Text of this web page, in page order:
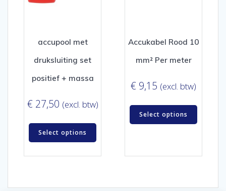
accupool met
druksluiting set
positief + massa
€ 27,50 (excl. btw)
Select options
Accukabel Rood 10
mm² Per meter
€ 9,15 (excl. btw)
Select options